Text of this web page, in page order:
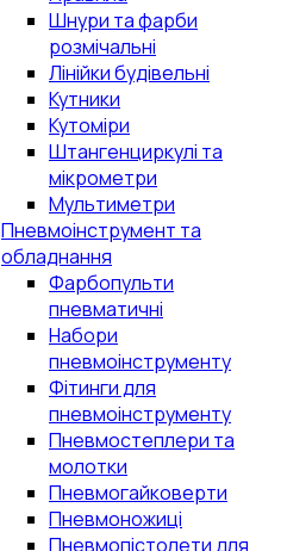
Шнури та фарби
розмічальні
Лінійки будівельні
Кутники
Кутоміри
Штангенциркулі та
мікрометри
Мультиметри
Пневмоінструмент та
обладнання
Фарбопульти
пневматичні
Набори
пневмоінструменту
Фітинги для
пневмоінструменту
Пневмостеплери та
молотки
Пневмогайковерти
Пневмоножиці
Пневмопістолети для